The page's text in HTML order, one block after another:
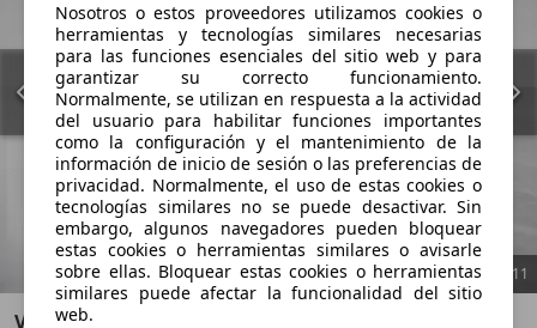
11
Volkswagen Beetle
Nosotros o estos proveedores utilizamos cookies o
herramientas y tecnologías similares necesarias
para las funciones esenciales del sitio web y para
garantizar su correcto funcionamiento.
Normalmente, se utilizan en respuesta a la actividad
del usuario para habilitar funciones importantes
como la configuración y el mantenimiento de la
información de inicio de sesión o las preferencias de
privacidad. Normalmente, el uso de estas cookies o
tecnologías similares no se puede desactivar. Sin
embargo, algunos navegadores pueden bloquear
estas cookies o herramientas similares o avisarle
sobre ellas. Bloquear estas cookies o herramientas
similares puede afectar la funcionalidad del sitio
web.